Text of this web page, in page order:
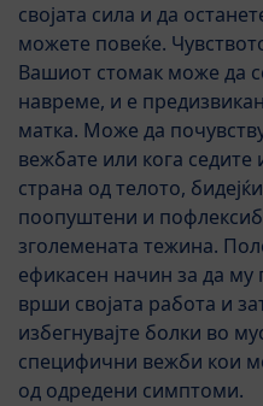
својата сила и да
можете повеќе.
Вашиот стомак може да
навреме, и е
матка. Може да
вежбате или кога
страна од телото,
поопуштени и
зголемената тежина.
ефикасен начин за да му
врши својата работа и
избегнувајте болки во
специфични вежби кои
од одредени симптоми.